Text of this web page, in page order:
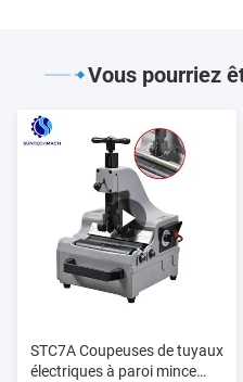
Vous pourriez
STC7A Coupeuses de tuyaux
électriques à paroi mince